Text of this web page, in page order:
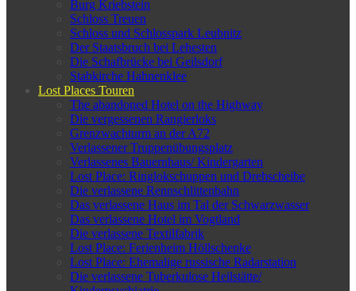
Burg Kriebstein
Schloss Treuen
Schloss und Schlosspark Leubnitz
Der Staatsbruch bei Lehesten
Die Schafbrücke bei Geilsdorf
Stabkirche Hahnenklee
Lost Places Touren
The abandoned Hotel on the Highway
Die vergessenen Rangierloks
Grenzwachturm an der A72
Verlassener Truppenübungsplatz
Verlassenes Bauernhaus/ Kindergarten
Lost Place: Ringlokschuppen und Drehscheibe
Die verlassene Rennschlittenbahn
Das verlassene Haus im Tal der Schwarzwasser
Das verlassene Hotel im Vogtland
Die verlassene Textilfabrik
Lost Place: Ferienheim Höllschenke
Lost Place: Ehemalige russische Radarstation
Die verlassene Tuberkulose Heilstätte/